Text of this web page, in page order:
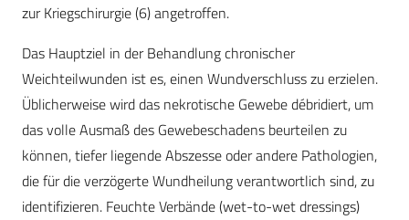
zur Kriegschirurgie (6) angetroffen.
Das Hauptziel in der Behandlung chronischer
Weichteilwunden ist es, einen Wundverschluss zu erzielen.
Üblicherweise wird das nekrotische Gewebe débridiert, um
das volle Ausmaß des Gewebeschadens beurteilen zu
können, tiefer liegende Abszesse oder andere Pathologien,
die für die verzögerte Wundheilung verantwortlich sind, zu
identifizieren. Feuchte Verbände (wet-to-wet dressings)